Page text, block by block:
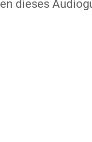
dieses